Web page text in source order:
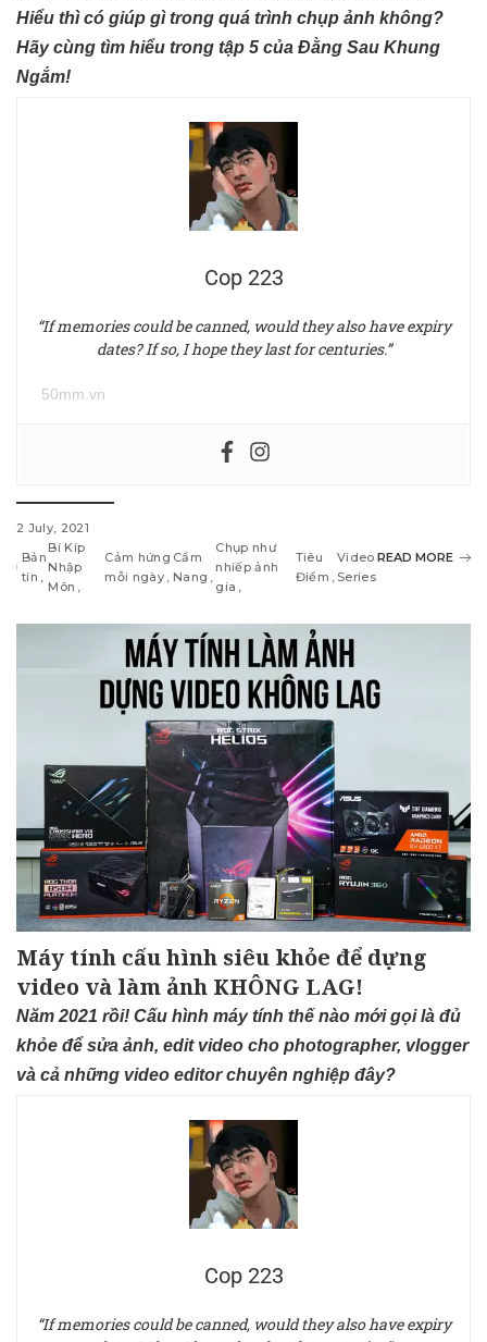
Hiểu thì có giúp gì trong quá trình chụp ảnh không?
Hãy cùng tìm hiểu trong tập 5 của Đằng Sau Khung
Ngắm!
Cop 223
“If memories could be canned, would they also have expiry
dates? If so, I hope they last for centuries.”
50mm.vn
2 July, 2021
Bản
tin
Bí Kíp
Nhập
Môn
Cảm hứng
mỗi ngày
Cẩm
Nang
Chụp như
nhiếp ảnh
gia
Tiêu
Điểm
Video
Series
READ MORE
Máy tính cấu hình siêu khỏe để dựng
video và làm ảnh KHÔNG LAG!
Năm 2021 rồi! Cấu hình máy tính thế nào mới gọi là đủ
khỏe để sửa ảnh, edit video cho photographer, vlogger
và cả những video editor chuyên nghiệp đây?
Cop 223
“If memories could be canned, would they also have expiry